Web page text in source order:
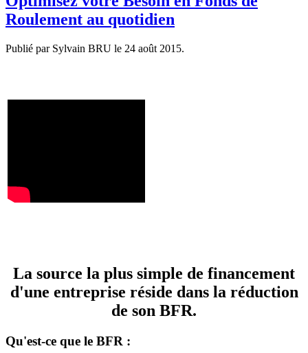
Roulement au quotidien
Publié par Sylvain BRU le 24 août 2015.
La source la plus simple de financement
d'une entreprise réside dans la réduction
de son BFR.
Qu'est-ce que le BFR :